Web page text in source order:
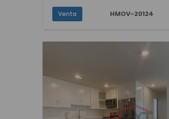
Venta HMOV-20124